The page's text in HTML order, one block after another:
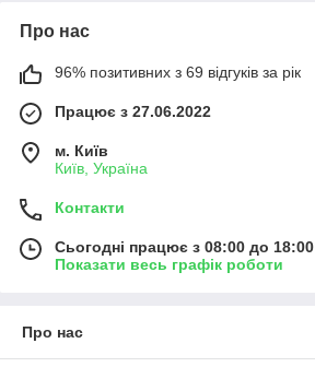
Про нас
96% позитивних з 69 відгуків за рік
Працює з 27.06.2022
м. Київ
Київ, Україна
Контакти
Сьогодні працює з 08:00 до 18:00
Показати весь графік роботи
Про нас